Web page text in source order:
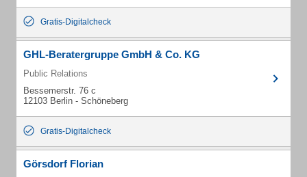
Gratis-Digitalcheck
GHL-Beratergruppe GmbH & Co. KG
Public Relations
Bessemerstr. 76 c
12103 Berlin - Schöneberg
Gratis-Digitalcheck
Görsdorf Florian